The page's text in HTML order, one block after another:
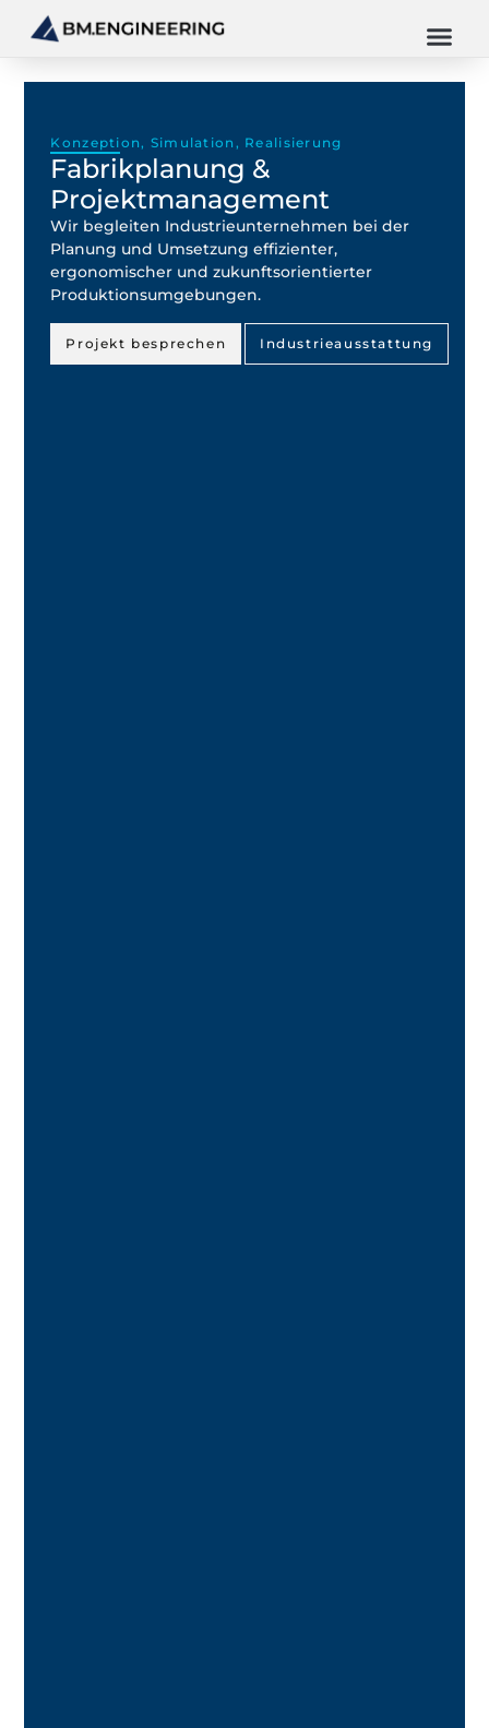
Konzeption, Simulation, Realisierung
Fabrikplanung &
Projektmanagement
Wir begleiten Industrieunternehmen bei der
Planung und Umsetzung effizienter,
ergonomischer und zukunftsorientierter
Produktionsumgebungen.
Projekt besprechen Industrieausstattung